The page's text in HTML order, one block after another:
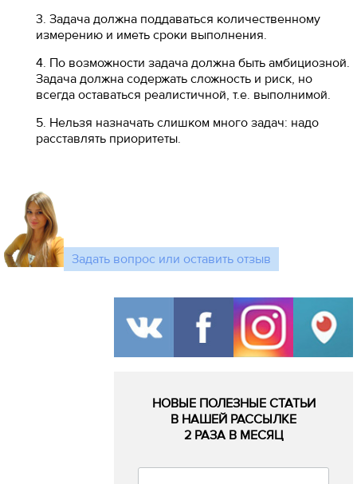
3. Задача должна поддаваться количественному
измерению и иметь сроки выполнения.
4. По возможности задача должна быть амбициозной.
Задача должна содержать сложность и риск, но
всегда оставаться реалистичной, т.е. выполнимой.
5. Нельзя назначать слишком много задач: надо
расставлять приоритеты.
Задать вопрос или оставить отзыв
НОВЫЕ ПОЛЕЗНЫЕ СТАТЬИ
В НАШЕЙ РАССЫЛКЕ
2 РАЗА В МЕСЯЦ